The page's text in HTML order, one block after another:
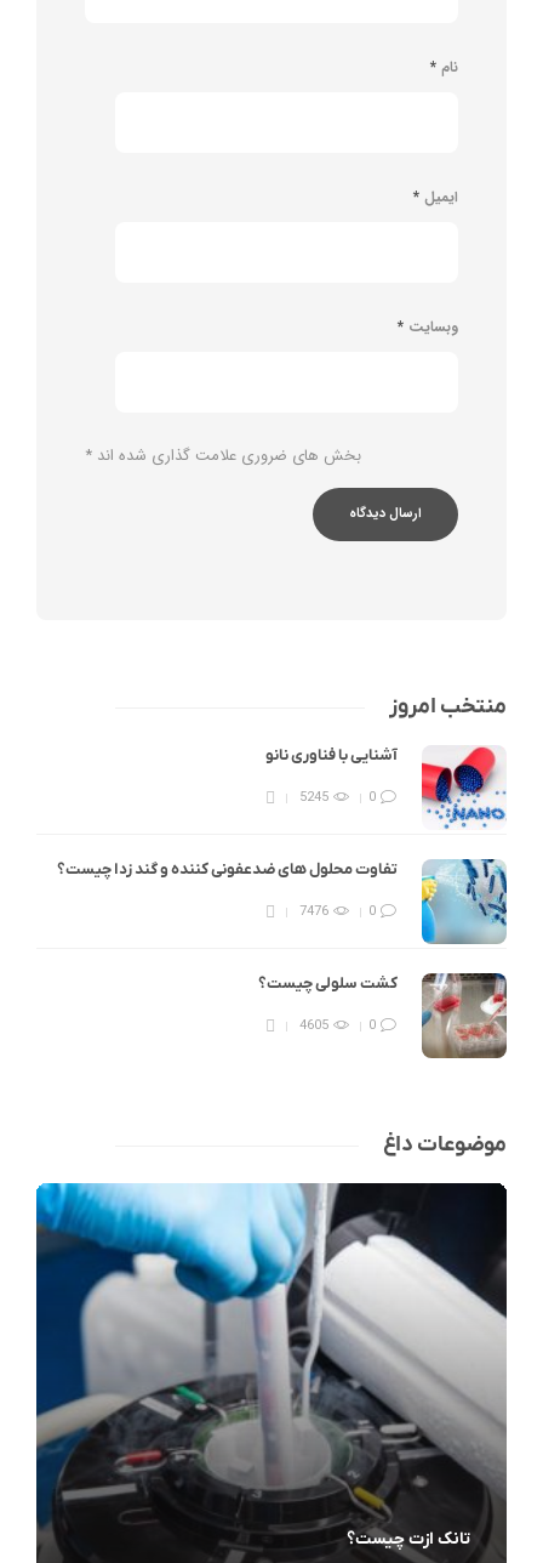
نام *
ایمیل *
وبسایت *
بخش های ضروری علامت گذاری شده اند *
منتخب امروز
آشنایی با فناوری نانو
0
5245
تفاوت محلول های ضدعفونی کننده و گند زدا چیست؟
0
7476
کشت سلولی چیست؟
0
4605
موضوعات داغ
تانک ازت چیست؟